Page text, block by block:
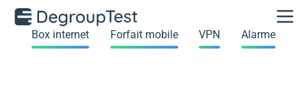
Box internet Forfait mobile VPN Alarme